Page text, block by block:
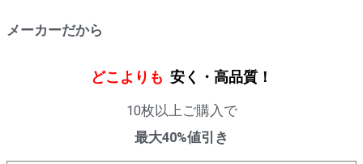
メーカーだから
どこよりも 安く・高品質！
10枚以上ご購入で
最大40%値引き